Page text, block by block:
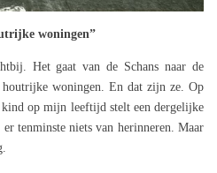
woningen”
Het gaat van de Schans naar de
woningen. En dat zijn ze. Op
op mijn leeftijd stelt een dergelijke
tenminste niets van herinneren. Maar